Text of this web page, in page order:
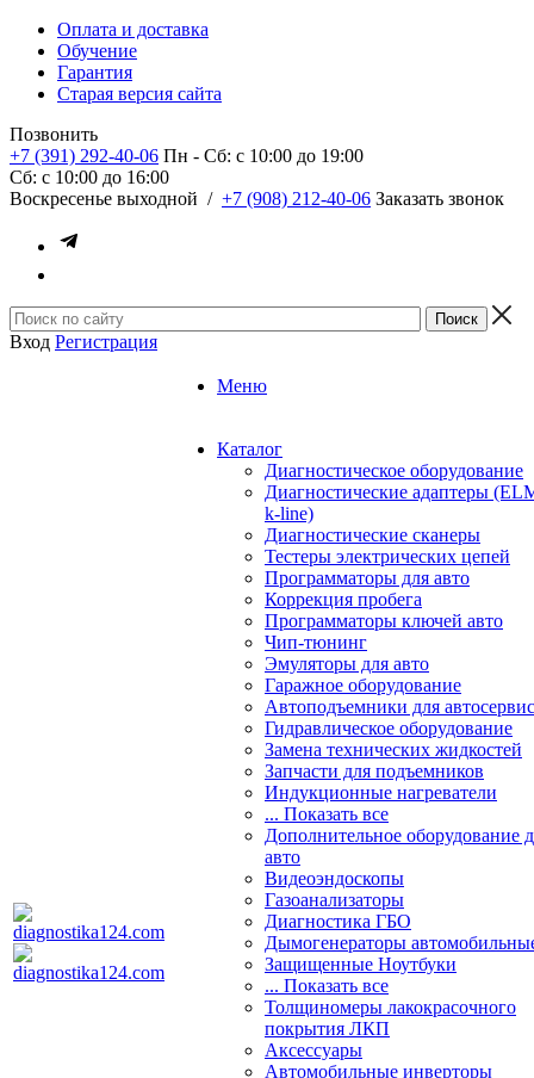
Оплата и доставка
Обучение
Гарантия
Старая версия сайта
Позвонить
+7 (391) 292-40-06 Пн - Сб: c 10:00 до 19:00
Сб: c 10:00 до 16:00
​Воскресенье выходной / +7 (908) 212-40-06 Заказать звонок
Вход Регистрация
Меню
Каталог
Диагностическое оборудование
Диагностические адаптеры
k-line)
Диагностические сканеры
Тестеры электрических цепей
Программаторы для авто
Коррекция пробега
Программаторы ключей авто
Чип-тюнинг
Эмуляторы для авто
Гаражное оборудование
Автоподъемники для
Гидравлическое оборудование
Замена технических жидкостей
Запчасти для подъемников
Индукционные нагреватели
... Показать все
Дополнительное оборудование
авто
Видеоэндоскопы
Газоанализаторы
Диагностика ГБО
Дымогенераторы
Защищенные Ноутбуки
... Показать все
Толщиномеры лакокрасочного
покрытия ЛКП
Аксессуары
Автомобильные инверторы